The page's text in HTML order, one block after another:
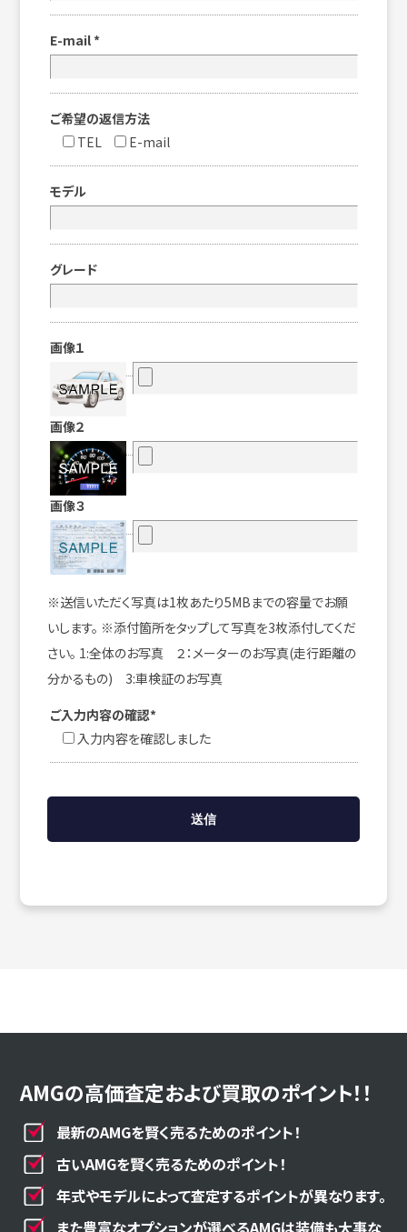
E-mail *
ご希望の返信方法
TEL
E-mail
モデル
グレード
画像１
画像２
画像３
※送信いただく写真は1枚あたり5MBまでの容量でお願
いします。 ※添付箇所をタップして写真を3枚添付してくだ
さい。 1:全体のお写真 ２：メーターのお写真(走行距離の
分かるもの) 3:車検証のお写真
ご入力内容の確認*
入力内容を確認しました
AMGの高価査定および買取のポイント！！
最新のAMGを賢く売るためのポイント！
古いAMGを賢く売るためのポイント！
年式やモデルによって査定するポイントが異なります。